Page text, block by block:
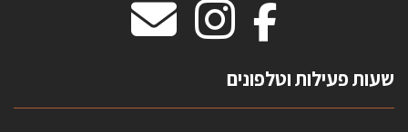
מדבקות אנטי סאן
שעות פעילות וטלפונים